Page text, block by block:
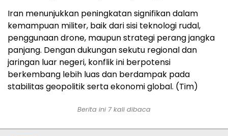
Iran menunjukkan peningkatan signifikan dalam
kemampuan militer, baik dari sisi teknologi rudal,
penggunaan drone, maupun strategi perang jangka
panjang. Dengan dukungan sekutu regional dan
jaringan luar negeri, konflik ini berpotensi
berkembang lebih luas dan berdampak pada
stabilitas geopolitik serta ekonomi global. (Tim)
Berita ini 7 kali dibaca